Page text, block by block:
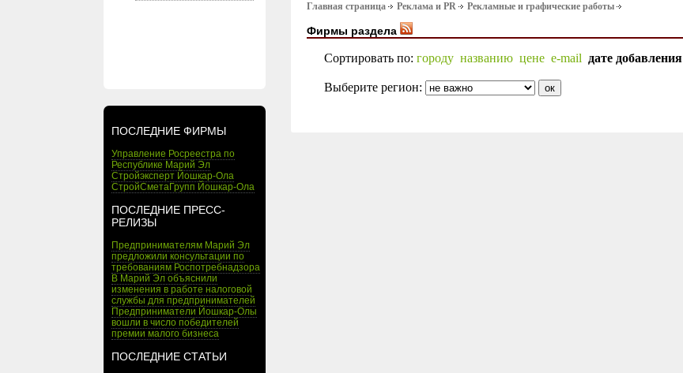
ПОСЛЕДНИЕ ФИРМЫ
Управление Росреестра по
Республике Марий Эл
Стройэксперт Йошкар-Ола
СтройСметаГрупп Йошкар-Ола
ПОСЛЕДНИЕ ПРЕСС-
РЕЛИЗЫ
Предпринимателям Марий Эл
предложили консультации по
требованиям Роспотребнадзора
В Марий Эл объяснили
изменения в работе налоговой
службы для предпринимателей
Предприниматели Йошкар-Олы
вошли в число победителей
премии малого бизнеса
ПОСЛЕДНИЕ СТАТЬИ
Главная страница Реклама и PR Рекламные и графические работы
Фирмы раздела
Сортировать по: городу названию цене e-mail дате добавления
Выберите регион: